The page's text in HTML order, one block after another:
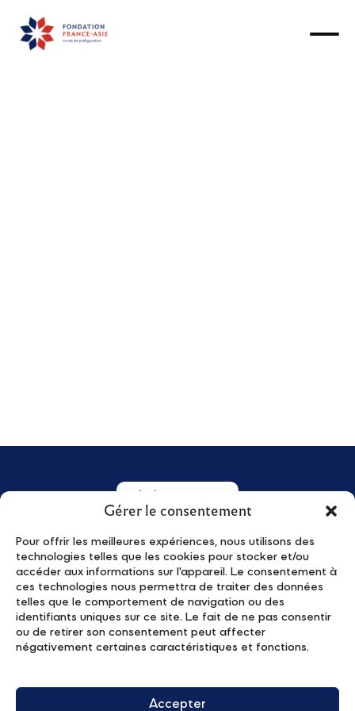
Gérer le consentement
Pour offrir les meilleures expériences, nous utilisons des
technologies telles que les cookies pour stocker et/ou
accéder aux informations sur l'appareil. Le consentement à
ces technologies nous permettra de traiter des données
telles que le comportement de navigation ou des
identifiants uniques sur ce site. Le fait de ne pas consentir
ou de retirer son consentement peut affecter
négativement certaines caractéristiques et fonctions.
Accepter
Qui sommes-nous ?
Young Leaders
Le programme
Candidater
Partenaires
Actualités
Événements
Publications
Contact
Mentions Légales